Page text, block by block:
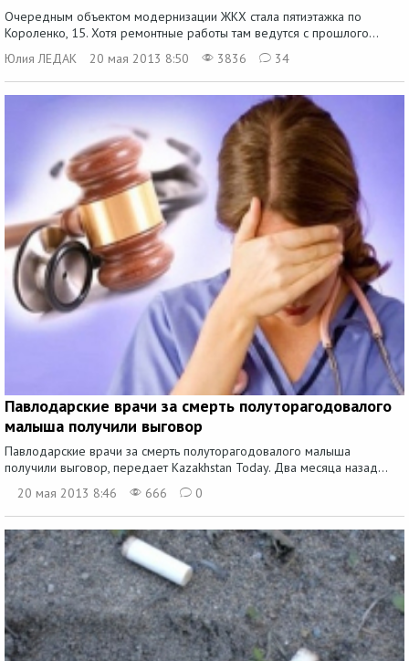
Очередным объектом модернизации ЖКХ стала пятиэтажка по
Короленко, 15. Хотя ремонтные работы там ведутся с прошлого...
Юлия ЛЕДАК
20 мая 2013 8:50 3836 34
Павлодарские врачи за смерть полуторагодовалого
малыша получили выговор
Павлодарские врачи за смерть полуторагодовалого малыша
получили выговор, передает Kazakhstan Today. Два месяца назад...
20 мая 2013 8:46
666 0